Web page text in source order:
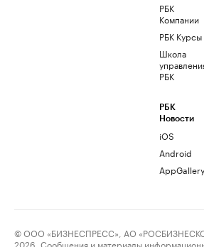
РБК
Компании
РБК Курсы
Школа
РБК
РБК
Новости
iOS
Android
AppGallery
© ООО «БИЗНЕСПРЕСС», АО
2026. Сообщения и материалы